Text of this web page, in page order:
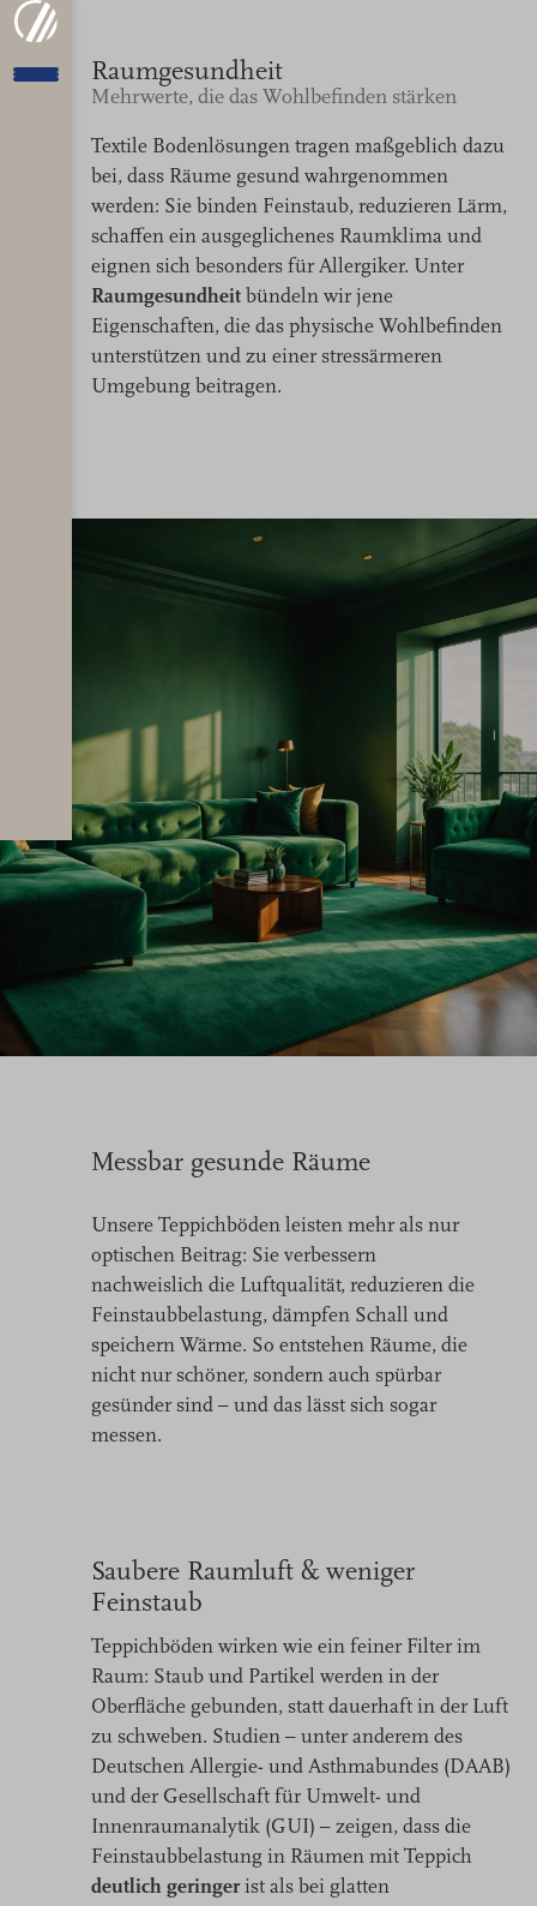
Raumgesundheit
Mehrwerte, die das Wohlbefinden stärken
Textile Bodenlösungen tragen maßgeblich dazu
bei, dass Räume gesund wahrgenommen
werden: Sie binden Feinstaub, reduzieren Lärm,
schaffen ein ausgeglichenes Raumklima und
eignen sich besonders für Allergiker. Unter
Raumgesundheit bündeln wir jene
Eigenschaften, die das physische Wohlbefinden
unterstützen und zu einer stressärmeren
Umgebung beitragen.
Messbar gesunde Räume
Unsere Teppichböden leisten mehr als nur
optischen Beitrag: Sie verbessern
nachweislich die Luftqualität, reduzieren die
Feinstaubbelastung, dämpfen Schall und
speichern Wärme. So entstehen Räume, die
nicht nur schöner, sondern auch spürbar
gesünder sind – und das lässt sich sogar
messen.
Saubere Raumluft & weniger
Feinstaub
Teppichböden wirken wie ein feiner Filter im
Raum: Staub und Partikel werden in der
Oberfläche gebunden, statt dauerhaft in der Luft
zu schweben. Studien – unter anderem des
Deutschen Allergie- und Asthmabundes (DAAB)
und der Gesellschaft für Umwelt- und
Innenraumanalytik (GUI) – zeigen, dass die
Feinstaubbelastung in Räumen mit Teppich
deutlich geringerist als bei glatten